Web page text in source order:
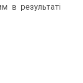
в результаті